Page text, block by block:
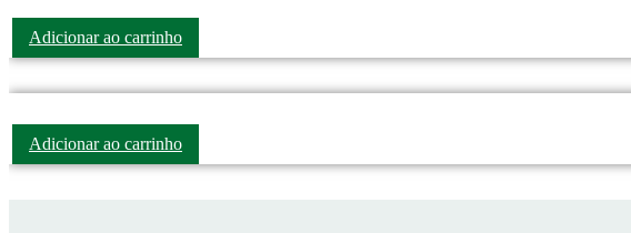
Adicionar ao carrinho
Adicionar ao carrinho